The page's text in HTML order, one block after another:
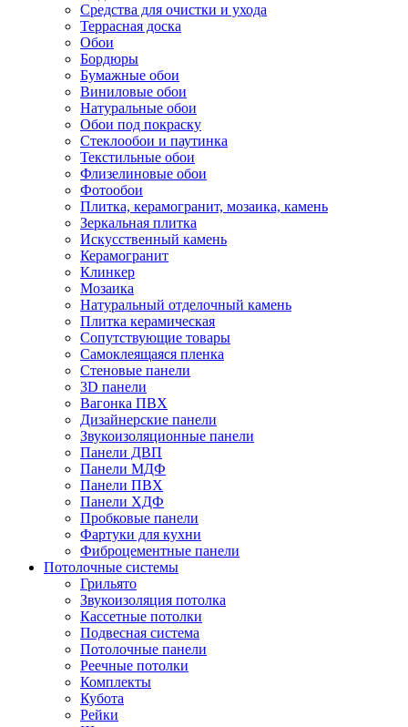
Средства для очистки и ухода
Террасная доска
Обои
Бордюры
Бумажные обои
Виниловые обои
Натуральные обои
Обои под покраску
Стеклообои и паутинка
Текстильные обои
Флизелиновые обои
Фотообои
Плитка, керамогранит, мозаика, камень
Зеркальная плитка
Искусственный камень
Керамогранит
Клинкер
Мозаика
Натуральный отделочный камень
Плитка керамическая
Сопутствующие товары
Самоклеящаяся пленка
Стеновые панели
3D панели
Вагонка ПВХ
Дизайнерские панели
Звукоизоляционные панели
Панели ДВП
Панели МДФ
Панели ПВХ
Панели ХДФ
Пробковые панели
Фартуки для кухни
Фиброцементные панели
Потолочные системы
Грильято
Звукоизоляция потолка
Кассетные потолки
Подвесная система
Потолочные панели
Реечные потолки
Комплекты
Кубота
Рейки